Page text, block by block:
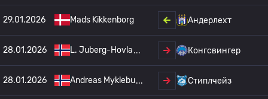
29.01.2026 Mads Kikkenborg Андерлехт
28.01.2026 L. Juberg-Hovla Конгсвингер
28.01.2026 Andreas Myklebu Стиплчейз